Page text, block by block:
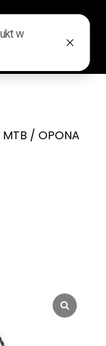
0
MTB / OPONA